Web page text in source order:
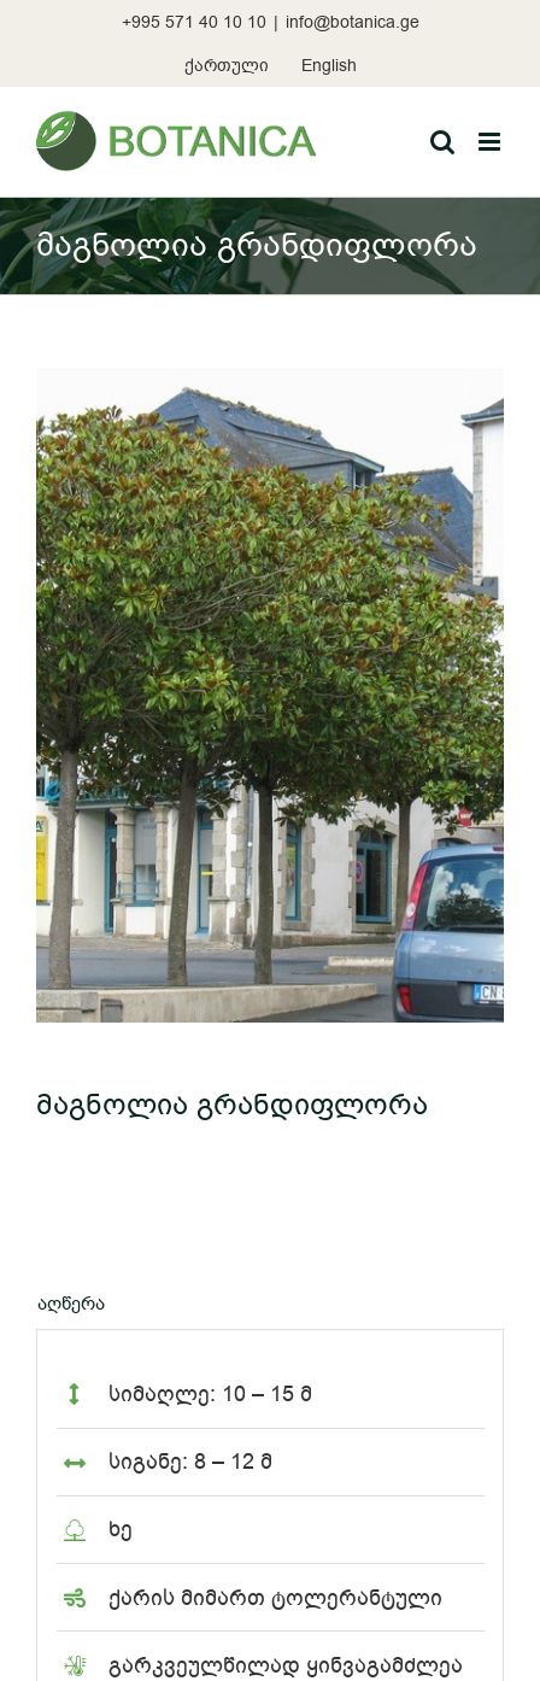
+995 571 40 10 10 | info@botanica.ge
ქართული
English
მაგნოლია გრანდიფლორა
მაგნოლია გრანდიფლორა
აღწერა
სიმაღლე: 10 – 15 მ
სიგანე: 8 – 12 მ
ხე
ქარის მიმართ ტოლერანტული
გარკვეულწილად ყინვაგამძლეა